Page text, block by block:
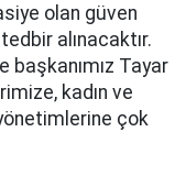
olan güven
alınacaktır.
başkanımız Tayar
kadın ve
çok